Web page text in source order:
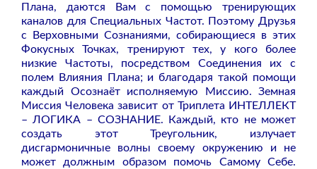
Плана, даются Вам с помощью тренирующих
каналов для Специальных Частот. Поэтому Друзья
с Верховными Сознаниями, собирающиеся в этих
Фокусных Точках, тренируют тех, у кого более
низкие Частоты, посредством Соединения их с
полем Влияния Плана; и благодаря такой помощи
каждый Осознаёт исполняемую Миссию. Земная
Миссия Человека зависит от Триплета ИНТЕЛЛЕКТ
– ЛОГИКА – СОЗНАНИЕ. Каждый, кто не может
создать этот Треугольник, излучает
дисгармоничные волны своему окружению и не
может должным образом помочь Самому Себе.